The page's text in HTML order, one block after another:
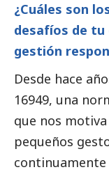
¿Cuáles son
desafíos de tu
gestión
Desde hace
16949, una
que nos
pequeños